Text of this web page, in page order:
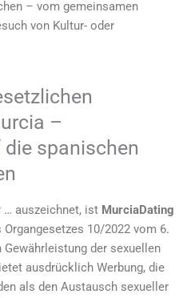
– vom gemeinsamen
von Kultur- oder
–
spanischen
… auszeichnet, ist MurciaDating
10/2022 vom 6.
der sexuellen
ausdrücklich Werbung, die
als den Austausch sexueller